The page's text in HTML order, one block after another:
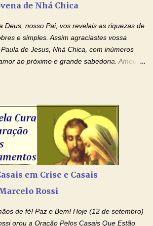
desesperadamente de cura física e
toque consolador de tuas Mãos
poderosas. Eu reconheço,
limitação e da infinidade dos meus ...
de Nhá Chica
Deus, nosso Pai, vos revelais as riquezas de
e simples. Assim agraciastes vossa
de Jesus, Nhá Chica, com inúmeros
ao próximo e grande sabedoria. Amou a
vosso Filho, na unidade do Espírito Santo.
Chica (Oração para obter os favores
intercessão da Serva de Deus Nhá Chica)
dias seguidos ou intercalados) Nhá Chica,
intercessora entre a Bondade Divina e as
do Santíssimo o meu pedido urgente (Fazer
Chica, no vosso coração bondoso as
em Crise e Casais
Rossi
de fé! Paz e Bem! Hoje (12 de setembro)
orou a Oração Pelos Casais Que Estão